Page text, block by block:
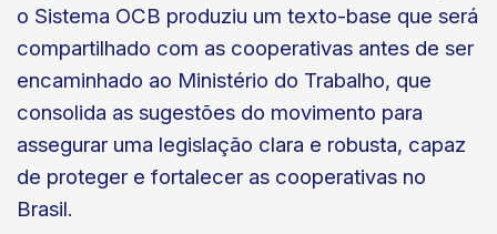
o Sistema OCB produziu um texto-base que será
compartilhado com as cooperativas antes de ser
encaminhado ao Ministério do Trabalho, que
consolida as sugestões do movimento para
assegurar uma legislação clara e robusta, capaz
de proteger e fortalecer as cooperativas no
Brasil.